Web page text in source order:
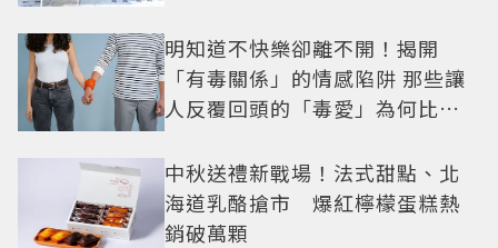
明知道不快樂卻離不開！揭開
「有毒關係」的情感陷阱 那些讓
人反覆回頭的「毒愛」為何比菸
中秋送禮新戰場！法式甜點、北
海道乳酪搶市 爆紅檸檬蛋糕熱
銷破萬顆